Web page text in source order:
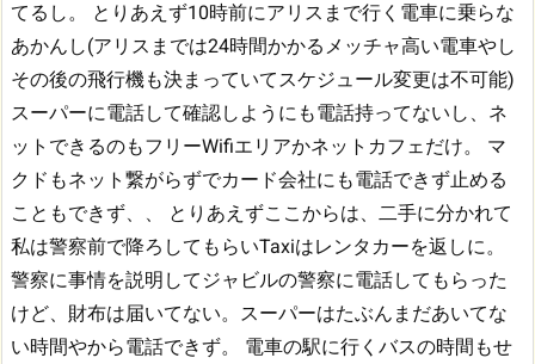
てるし。
とりあえず10時前にアリスまで行く電車に乗らな
あかんし(アリスまでは24時間かかるメッチャ高い電車やし
その後の飛行機も決まっていてスケジュール変更は不可能)
スーパーに電話して確認しようにも電話持ってないし、ネ
ットできるのもフリーWifiエリアかネットカフェだけ。
マ
クドもネット繋がらずでカード会社にも電話できず止める
こともできず、、
とりあえずここからは、二手に分かれて
私は警察前で降ろしてもらいTaxiはレンタカーを返しに。
警察に事情を説明してジャビルの警察に電話してもらった
けど、財布は届いてない。スーパーはたぶんまだあいてな
い時間やから電話できず。
電車の駅に行くバスの時間もせ